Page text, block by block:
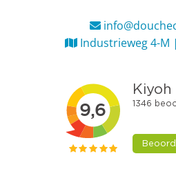
Industrieweg 4-M